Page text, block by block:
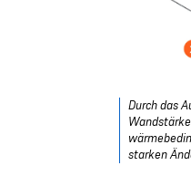
Durch das
starken